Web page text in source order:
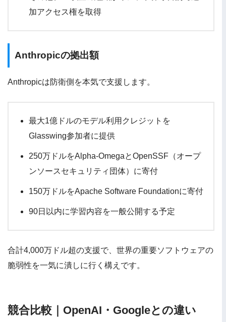
加アクセス権を取得
Anthropicの拠出額
Anthropicは防衛側を本気で支援します。
最大1億ドルのモデル利用クレジットを
Glasswing参加者に提供
250万ドルをAlpha-OmegaとOpenSSF（オープ
ンソースセキュリティ団体）に寄付
150万ドルをApache Software Foundationに寄付
90日以内に学習内容を一般公開する予定
合計4,000万ドル超の支援で、世界の重要ソフトウェアの
脆弱性を一気に潰しに行く構えです。
競合比較｜OpenAI・Googleとの違い